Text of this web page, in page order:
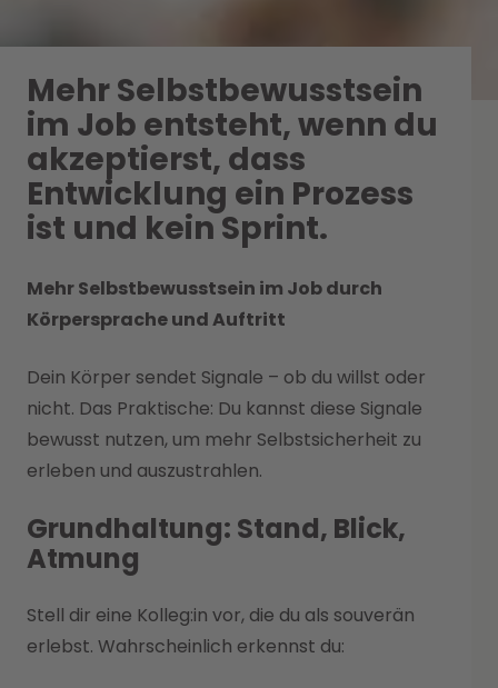
Mehr Selbstbewusstsein
im Job entsteht, wenn du
akzeptierst, dass
Entwicklung ein Prozess
ist und kein Sprint.
Mehr Selbstbewusstsein im Job durch
Körpersprache und Auftritt
Dein Körper sendet Signale – ob du willst oder
nicht. Das Praktische: Du kannst diese Signale
bewusst nutzen, um mehr Selbstsicherheit zu
erleben und auszustrahlen.
Grundhaltung: Stand, Blick,
Atmung
Stell dir eine Kolleg:in vor, die du als souverän
erlebst. Wahrscheinlich erkennst du: